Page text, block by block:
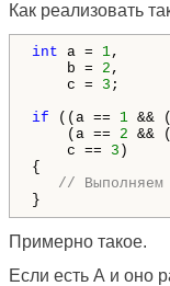
Как реализовать
int a = 1,
b = 2 ,
c = 3 ;
if ((a == 1 &&
(a == 2 &&
c == 3 )
{
// Выполняем
}
Примерно такое.
Если есть А и оно